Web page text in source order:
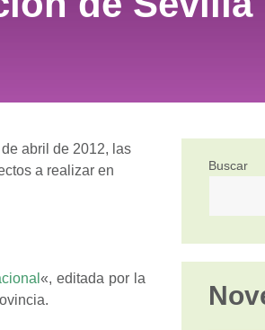
abril de 2012, las
a realizar en
«, editada por la
Buscar